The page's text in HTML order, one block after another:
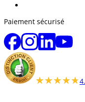
Paiement sécurisé
★★★★★
★★★★★